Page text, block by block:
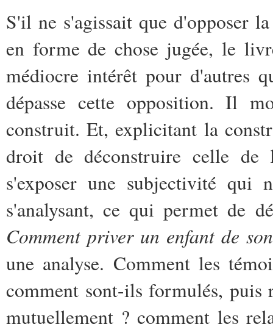
S'il ne s'agissait que d'opposer
en forme de chose jugée, le
médiocre intérêt pour d'autres
dépasse cette opposition. Il
construit. Et, explicitant la
droit de déconstruire celle
s'exposer une subjectivité qui
s'analysant, ce qui permet de
Comment priver un enfant de
une analyse. Comment les
comment sont-ils formulés, puis
mutuellement ? comment les